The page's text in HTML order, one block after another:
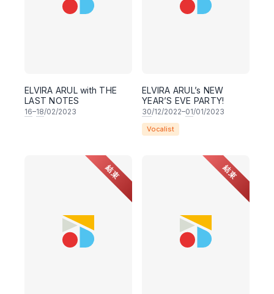
ELVIRA ARUL with THE
LAST NOTES
16–18/02/2023
ELVIRA ARUL’s NEW
YEAR’S EVE PARTY!
30/12/2022–01/01/2023
Vocalist
結束 結束